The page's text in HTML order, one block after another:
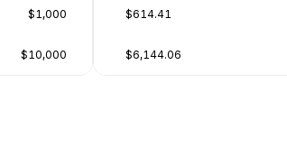
$614.41
$6,144.06
$1,000
$10,000